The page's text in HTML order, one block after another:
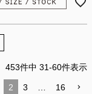
453件中 31-60件表示
2 3 16